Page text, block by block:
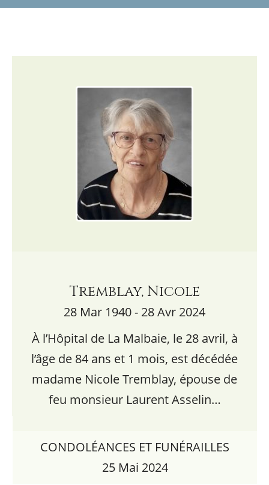
Tremblay, Nicole
28 Mar 1940 - 28 Avr 2024
À l’Hôpital de La Malbaie, le 28 avril, à
l’âge de 84 ans et 1 mois, est décédée
madame Nicole Tremblay, épouse de
feu monsieur Laurent Asselin…
CONDOLÉANCES ET FUNÉRAILLES
25 Mai 2024